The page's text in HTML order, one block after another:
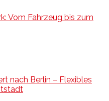
Vom Fahrzeug bis zum
nach Berlin – Flexibles